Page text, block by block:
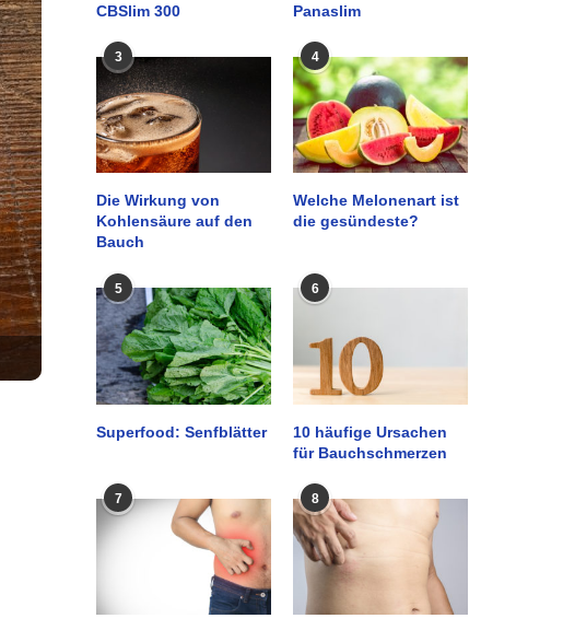
CBSlim 300 Panaslim
3
Die Wirkung von
Kohlensäure auf den
Bauch
4
Welche Melonenart ist
die gesündeste?
5
Superfood: Senfblätter
6
10 häufige Ursachen
für Bauchschmerzen
7 8